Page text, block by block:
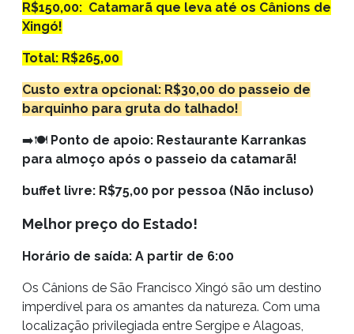
R$150,00: Catamarã que leva até os Cânions de
Xingó!
Total: R$265,00
Custo extra opcional: R$30,00 do passeio de
barquinho para gruta do talhado!
➡️🍽️ Ponto de apoio: Restaurante Karrankas
para almoço após o passeio da catamarã!
buffet livre: R$75,00 por pessoa (Não incluso)
Melhor preço do Estado!
Horário de saída: A partir de 6:00
Os Cânions de São Francisco Xingó são um destino
imperdível para os amantes da natureza. Com uma
localização privilegiada entre Sergipe e Alagoas,